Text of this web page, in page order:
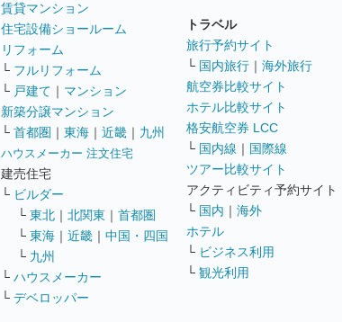
賃貸マンション
住宅設備ショールーム
リフォーム
└ フルリフォーム
└ 戸建て ｜ マンション
新築分譲マンション
└ 首都圏 ｜ 東海 ｜ 近畿 ｜ 九州
ハウスメーカー 注文住宅
建売住宅
└ ビルダー
└ 東北 ｜ 北関東 ｜ 首都圏
└ 東海 ｜ 近畿 ｜ 中国・四国
└ 九州
└ ハウスメーカー
└ デベロッパー
トラベル
旅行予約サイト
└ 国内旅行 ｜ 海外旅行
航空券比較サイト
ホテル比較サイト
格安航空券 LCC
└ 国内線 ｜ 国際線
ツアー比較サイト
アクティビティ予約サイト
└ 国内 ｜ 海外
ホテル
└ ビジネス利用
└ 観光利用